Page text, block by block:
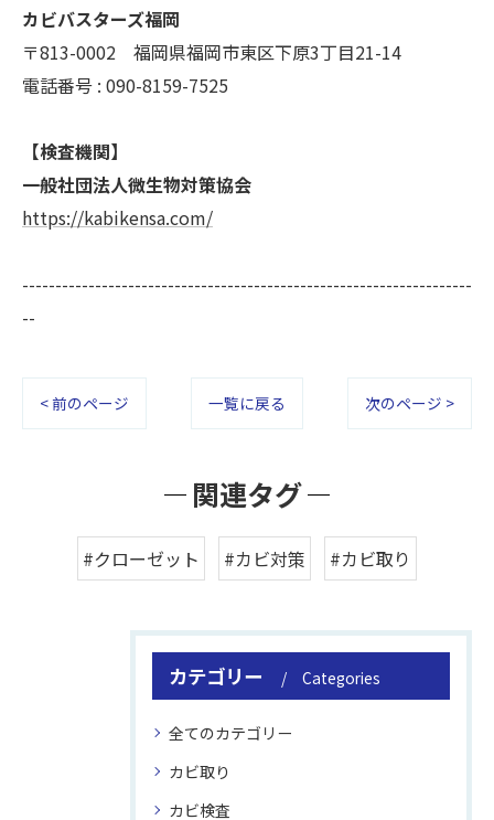
カビバスターズ福岡
〒813-0002 福岡県福岡市東区下原3丁目21-14
電話番号 : 090-8159-7525
【検査機関】
一般社団法人微生物対策協会
https://kabikensa.com/
--------------------------------------------------------------------
--
< 前のページ 一覧に戻る 次のページ >
関連タグ
#クローゼット #カビ対策 #カビ取り
カテゴリー Categories
全てのカテゴリー
カビ取り
カビ検査